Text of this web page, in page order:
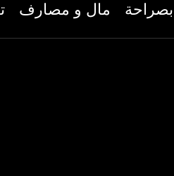
بصراحة مال و مصارف